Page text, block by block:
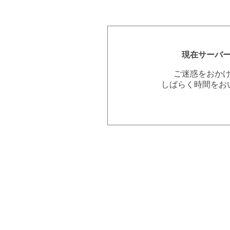
現在サーバ
ご迷惑をおか
しばらく時間を